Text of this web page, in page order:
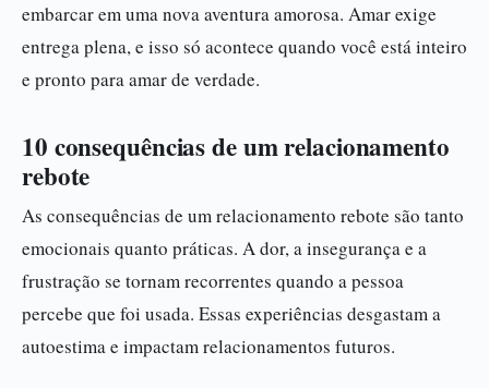
embarcar em uma nova aventura amorosa. Amar exige
entrega plena, e isso só acontece quando você está inteiro
e pronto para amar de verdade.
10 consequências de um relacionamento
rebote
As consequências de um relacionamento rebote são tanto
emocionais quanto práticas. A dor, a insegurança e a
frustração se tornam recorrentes quando a pessoa
percebe que foi usada. Essas experiências desgastam a
autoestima e impactam relacionamentos futuros.